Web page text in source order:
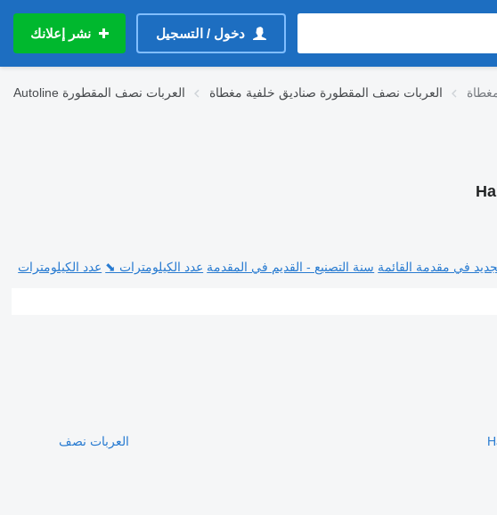
دخول / التسجيل نشر إعلانك
Autoline العربات نصف المقطورة العربات نصف المقطورة صناديق خلفية مغطاة
في مقدمة القائمة سنة التصنيع - القديم في المقدمة عدد الكيلومترات ⬊ عدد الكيلومترات
العربات نصف